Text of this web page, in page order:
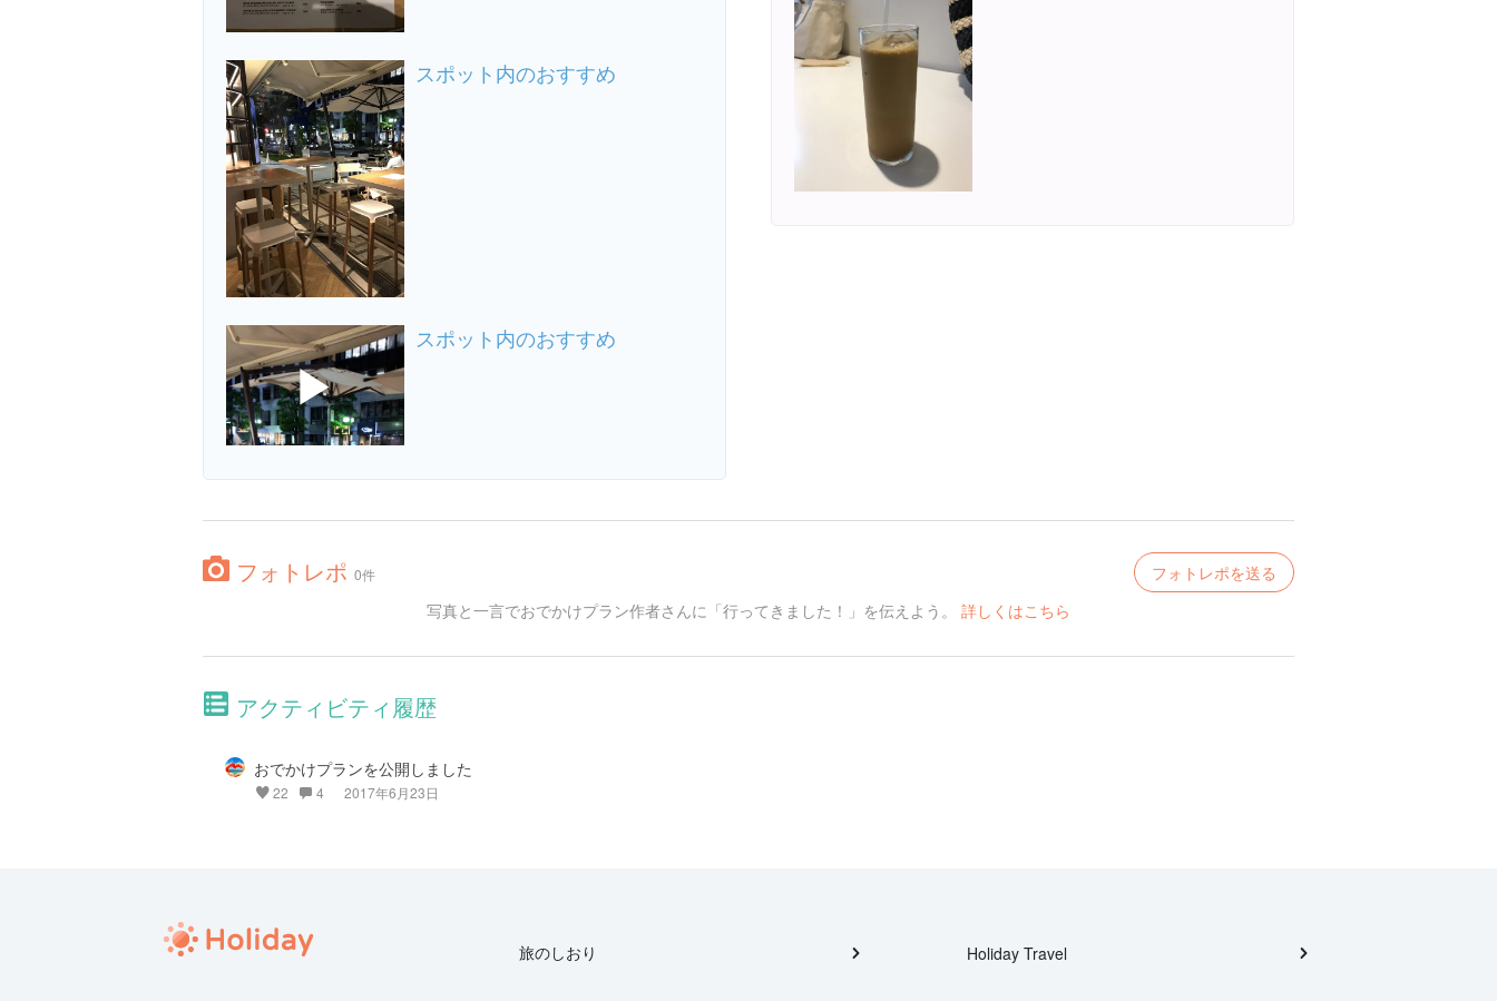
スポット内のおすすめ
▶
スポット内のおすすめ
フォトレポ 0件
フォトレポを送る
写真と一言でおでかけプラン作者さんに「行ってきました！」を伝えよう。 詳しくはこちら
アクティビティ履歴
おでかけプランを公開しました
22 4 2017年6月23日
旅のしおり Holiday Travel